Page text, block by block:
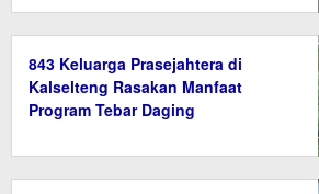
843 Keluarga Prasejahtera di
Kalselteng Rasakan Manfaat
Program Tebar Daging